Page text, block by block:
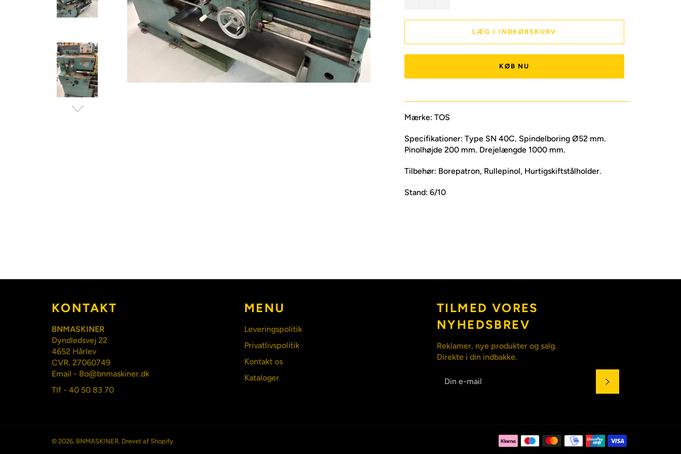
LÆG I INDKØBSKURV
KØB NU
Mærke: TOS
Specifikationer: Type SN 40C. Spindelboring Ø52 mm.
Pinolhøjde 200 mm. Drejelængde 1000 mm.
Tilbehør: Borepatron, Rullepinol, Hurtigskiftstålholder.
Stand: 6/10
KONTAKT
BNMASKINER
Dyndledsvej 22
4652 Hårlev
CVR. 27060749
Email - Bo@bnmaskiner.dk
Tlf - 40 50 83 70
MENU
Leveringspolitik
Privatlivspolitik
Kontakt os
Kataloger
TILMED VORES
NYHEDSBREV
Reklamer, nye produkter og salg.
Direkte i din indbakke.
© 2026, BNMASKINER. Drevet af Shopify